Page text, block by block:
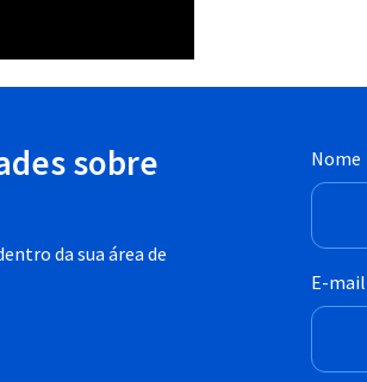
sobre
da sua área de
Nome
E-mail